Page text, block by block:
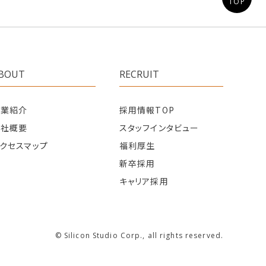
紹介
概要
セスマップ
RECRUIT
採用情報TOP
スタッフインタビュー
福利厚生
新卒採用
キャリア採用
© Silicon Studio Corp., all rights reserved.